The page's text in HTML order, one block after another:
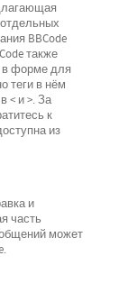
BBCode
также
в форме для
теги в нём
< и >. За
к
из
и
часть
может